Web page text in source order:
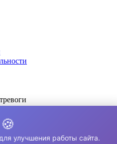
🍪
улучшения работы сайта.